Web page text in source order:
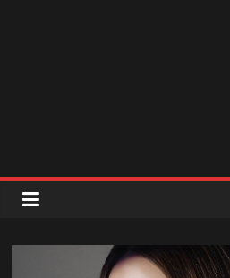
ลพบุรี
สถานี
ลพบุรี